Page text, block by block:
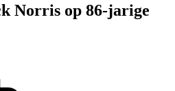
Norris op 86-jarige